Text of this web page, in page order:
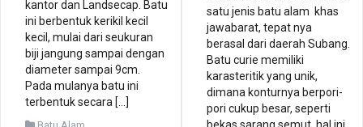
kantor dan Landsecap. Batu
ini berbentuk kerikil kecil
kecil, mulai dari seukuran
biji jangung sampai dengan
diameter sampai 9cm.
Pada mulanya batu ini
terbentuk secara […]
satu jenis batu alam khas
jawabarat, tepat nya
berasal dari daerah Subang.
Batu curie memiliki
karasteritik yang unik,
dimana konturnya berpori-
pori cukup besar, seperti
bekas sarang semut. hal ini